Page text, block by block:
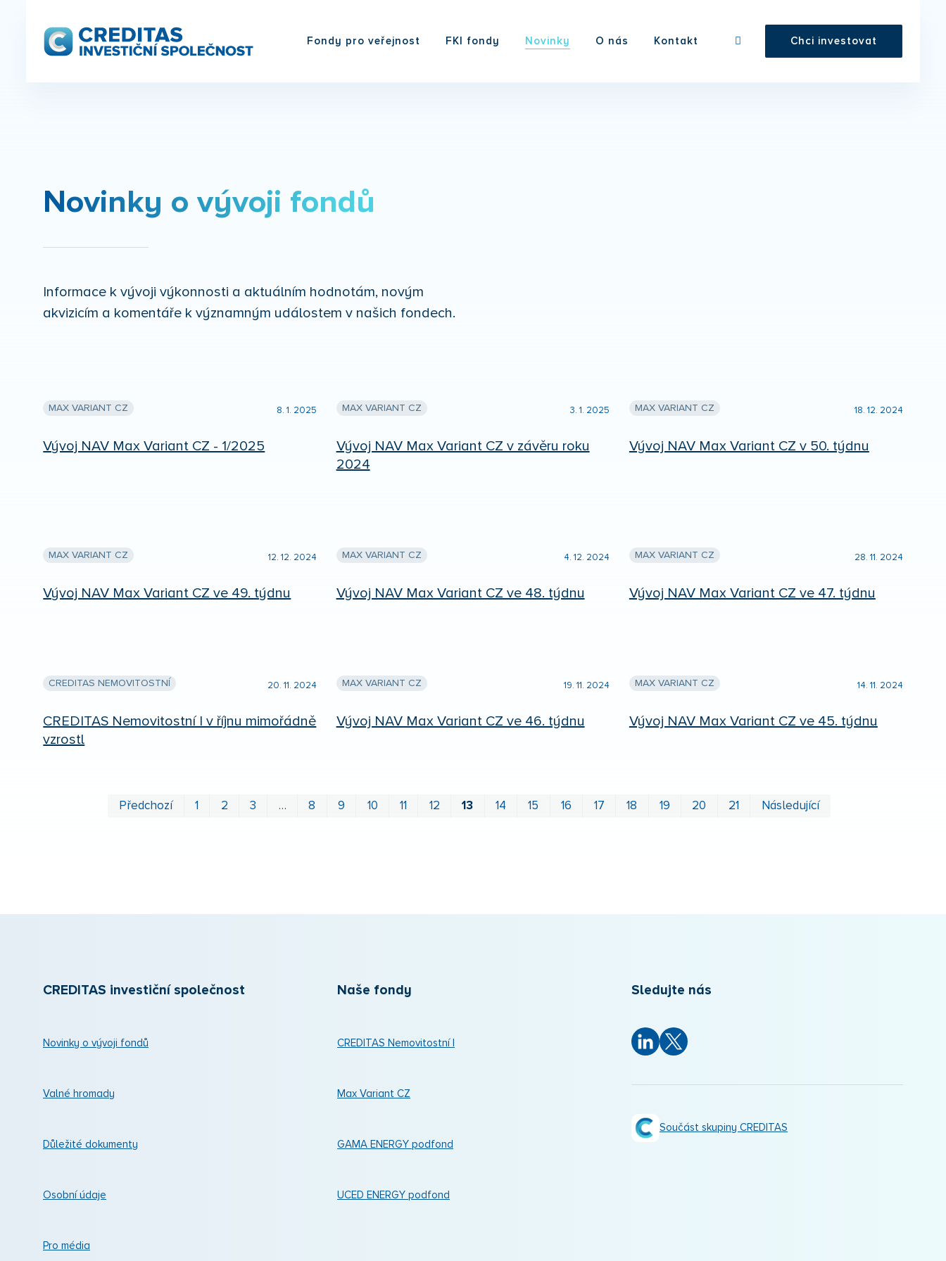
Fondy pro veřejnost FKI fondy Novinky O nás Kontakt Chci investovat
Novinky o vývoji fondů
Informace k vývoji výkonnosti a aktuálním hodnotám, novým
akvizicím a komentáře k významným událostem v našich fondech.
MAX VARIANT CZ 8. 1. 2025
Vývoj NAV Max Variant CZ - 1/2025
MAX VARIANT CZ 3. 1. 2025
Vývoj NAV Max Variant CZ v závěru roku
2024
MAX VARIANT CZ 18. 12. 2024
Vývoj NAV Max Variant CZ v 50. týdnu
MAX VARIANT CZ 12. 12. 2024
Vývoj NAV Max Variant CZ ve 49. týdnu
MAX VARIANT CZ 4. 12. 2024
Vývoj NAV Max Variant CZ ve 48. týdnu
MAX VARIANT CZ 28. 11. 2024
Vývoj NAV Max Variant CZ ve 47. týdnu
CREDITAS NEMOVITOSTNÍ 20. 11. 2024
CREDITAS Nemovitostní I v říjnu mimořádně
vzrostl
MAX VARIANT CZ 19. 11. 2024
Vývoj NAV Max Variant CZ ve 46. týdnu
MAX VARIANT CZ 14. 11. 2024
Vývoj NAV Max Variant CZ ve 45. týdnu
Předchozí 1 2 3 … 8 9 10 11 12 13 14 15 16 17 18 19 20 21 Následující
CREDITAS investiční společnost
Novinky o vývoji fondů
Valné hromady
Důležité dokumenty
Osobní údaje
Pro média
Naše fondy
CREDITAS Nemovitostní I
Max Variant CZ
GAMA ENERGY podfond
UCED ENERGY podfond
Sledujte nás
Součást skupiny CREDITAS